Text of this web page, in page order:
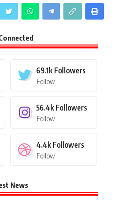
69.1k Followers
Follow
56.4k Followers
Follow
4.4k Followers
Follow
News